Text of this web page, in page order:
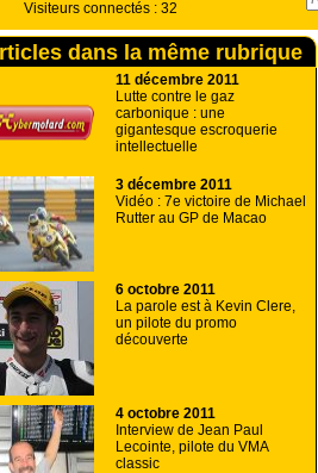
Visiteurs connectés : 32
dans la même rubrique
11 décembre 2011
Lutte contre le gaz
carbonique : une
gigantesque escroquerie
intellectuelle
3 décembre 2011
Vidéo : 7e victoire de Michael
Rutter au GP de Macao
6 octobre 2011
La parole est à Kevin Clere,
un pilote du promo
découverte
4 octobre 2011
Interview de Jean Paul
Lecointe, pilote du VMA
classic